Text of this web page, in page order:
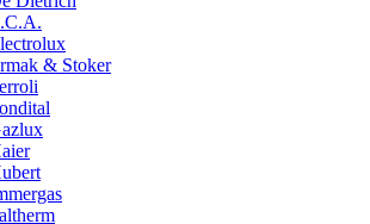
& Stoker